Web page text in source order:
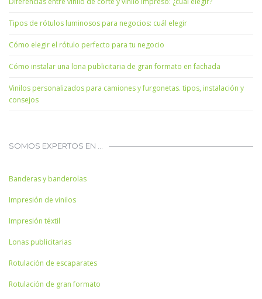
Tipos de rótulos luminosos para negocios: cuál elegir
Cómo elegir el rótulo perfecto para tu negocio
Cómo instalar una lona publicitaria de gran formato en fachada
Vinilos personalizados para camiones y furgonetas. tipos, instalación y
consejos
SOMOS EXPERTOS EN …
Banderas y banderolas
Impresión de vinilos
Impresión téxtil
Lonas publicitarias
Rotulación de escaparates
Rotulación de gran formato